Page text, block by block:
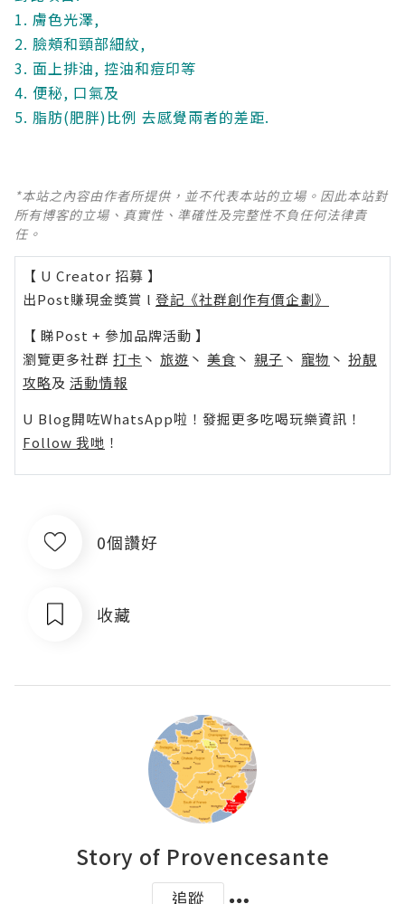
1. 膚色光澤,
2. 臉頰和頸部細紋,
3. 面上排油, 控油和痘印等
4. 便秘, 口氣及
5. 脂肪(肥胖)比例 去感覺兩者的差距.
*本站之內容由作者所提供，並不代表本站的立場。因此本站對
所有博客的立場、真實性、準確性及完整性不負任何法律責
任。
【 U Creator 招募 】
出Post賺現金獎賞 l 登記《社群創作有價企劃》
【 睇Post + 參加品牌活動 】
瀏覽更多社群 打卡 丶 旅遊 丶 美食 丶 親子 丶 寵物 丶 扮靚
攻略及 活動情報
U Blog開咗WhatsApp啦！發掘更多吃喝玩樂資訊！
Follow 我哋 ！
0個讚好
收藏
Story of Provencesante
追蹤